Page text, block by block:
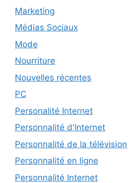
Marketing
Médias Sociaux
Mode
Nourriture
Nouvelles récentes
PC
Personalité Internet
Personnalité d'Internet
Personnalité de la télévision
Personnalité en ligne
Personnalité Internet